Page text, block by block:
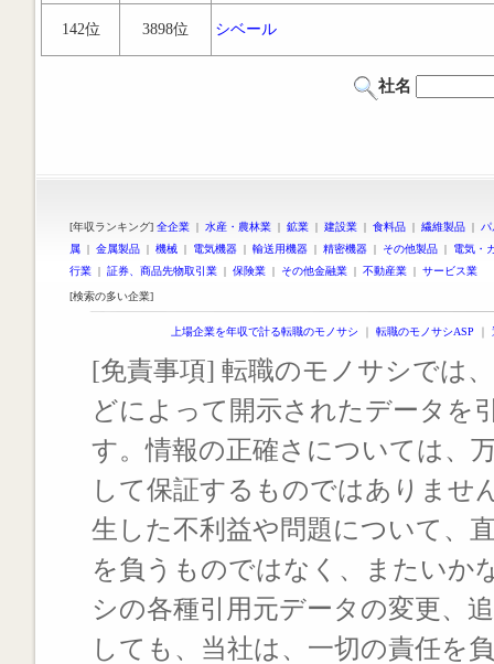
142位 3898位 シベール
社名
[年収ランキング] 全企業 | 水産・農林業 | 鉱業 | 建設業 | 食料品 | 繊維製品 |
属 | 金属製品 | 機械 | 電気機器 | 輸送用機器 | 精密機器 | その他製品 | 電気・
行業 | 証券、商品先物取引業 | 保険業 | その他金融業 | 不動産業 | サービス業
[検索の多い企業]
上場企業を年収で計る転職のモノサシ ｜ 転職のモノサシASP ｜
[免責事項] 転職のモノサシでは
どによって開示されたデータを
す。情報の正確さについては、
して保証するものではありませ
生した不利益や問題について、
を負うものではなく、またいか
シの各種引用元データの変更、
しても、当社は、一切の責任を